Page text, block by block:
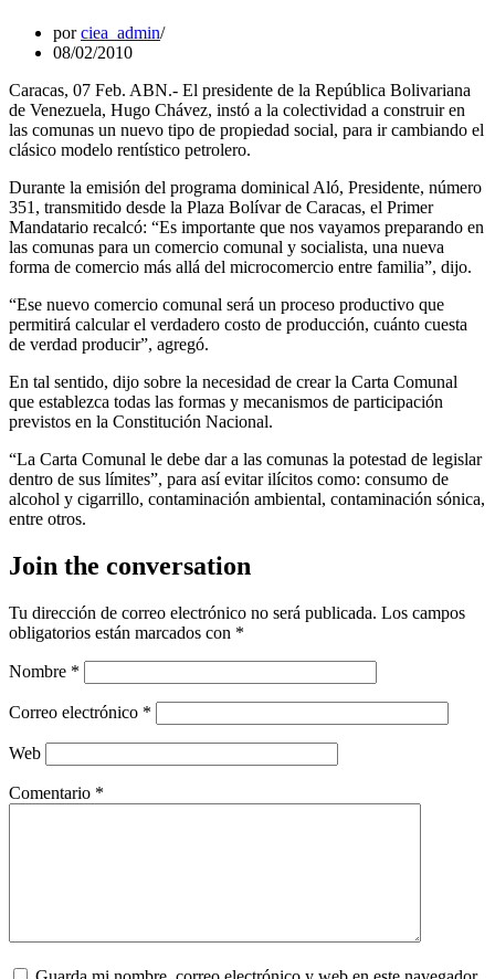
porciea_admin
08/02/2010
Caracas, 07 Feb. ABN.- El presidente de la República Bolivariana
de Venezuela, Hugo Chávez, instó a la colectividad a construir en
las comunas un nuevo tipo de propiedad social, para ir cambiando el
clásico modelo rentístico petrolero.
Durante la emisión del programa dominical Aló, Presidente, número
351, transmitido desde la Plaza Bolívar de Caracas, el Primer
Mandatario recalcó: “Es importante que nos vayamos preparando en
las comunas para un comercio comunal y socialista, una nueva
forma de comercio más allá del microcomercio entre familia”, dijo.
“Ese nuevo comercio comunal será un proceso productivo que
permitirá calcular el verdadero costo de producción, cuánto cuesta
de verdad producir”, agregó.
En tal sentido, dijo sobre la necesidad de crear la Carta Comunal
que establezca todas las formas y mecanismos de participación
previstos en la Constitución Nacional.
“La Carta Comunal le debe dar a las comunas la potestad de legislar
dentro de sus límites”, para así evitar ilícitos como: consumo de
alcohol y cigarrillo, contaminación ambiental, contaminación sónica,
entre otros.
Join the conversation
Tu dirección de correo electrónico no será publicada. Los campos
obligatorios están marcados con *
Nombre *
Correo electrónico *
Web
Comentario *